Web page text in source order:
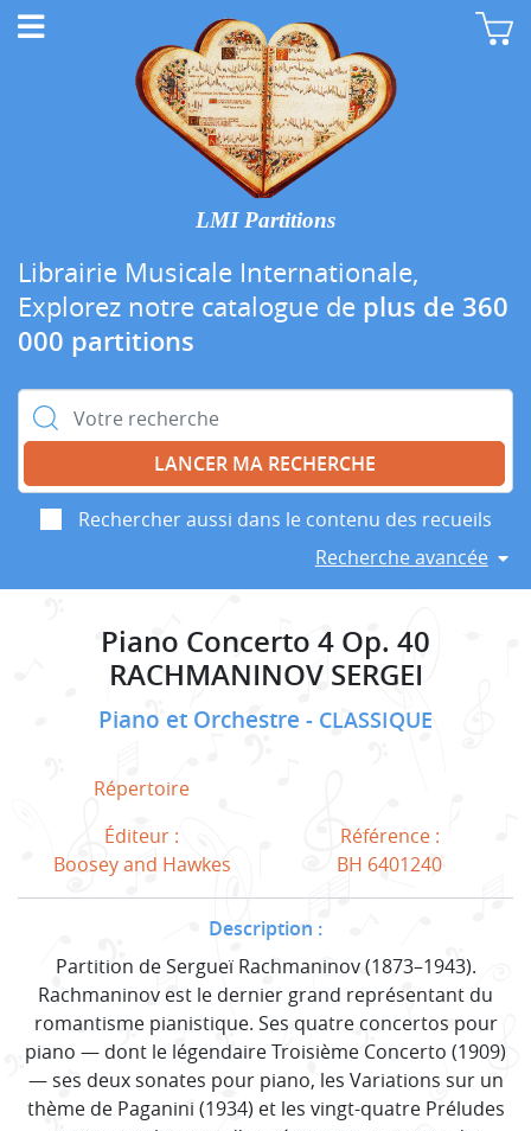
LMI Partitions
Librairie Musicale Internationale,
Explorez notre catalogue de plus de 360
000 partitions
Rechercher :
Rechercher aussi dans le contenu des recueils
Recherche avancée
Piano Concerto 4 Op. 40
RACHMANINOV SERGEI
Piano et Orchestre CLASSIQUE
Répertoire
Éditeur :
Boosey and Hawkes
Référence :
BH 6401240
Description :
Partition de Sergueï Rachmaninov (1873–1943).
Rachmaninov est le dernier grand représentant du
romantisme pianistique. Ses quatre concertos pour
piano — dont le légendaire Troisième Concerto (1909)
— ses deux sonates pour piano, les Variations sur un
thème de Paganini (1934) et les vingt-quatre Préludes